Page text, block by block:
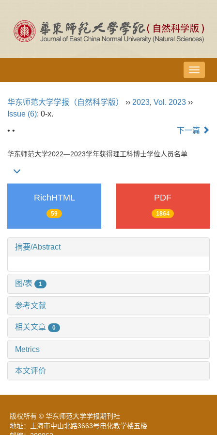
导
航
华东师范大学学报（自然科学版） ›› 2023, Vol. 2023 ››
Issue (6): 0-x.
• •
下一篇
华东师范大学2022—2023学年获得理工科博士学位人员名单
RichHTML
59
PDF
1864
摘要/Abstract
图/表 1
参考文献
相关文章 0
Metrics
本文评价
版权所有 © 华东师范大学学报期刊社
地址：上海市中山北路3663号电化教学楼五楼